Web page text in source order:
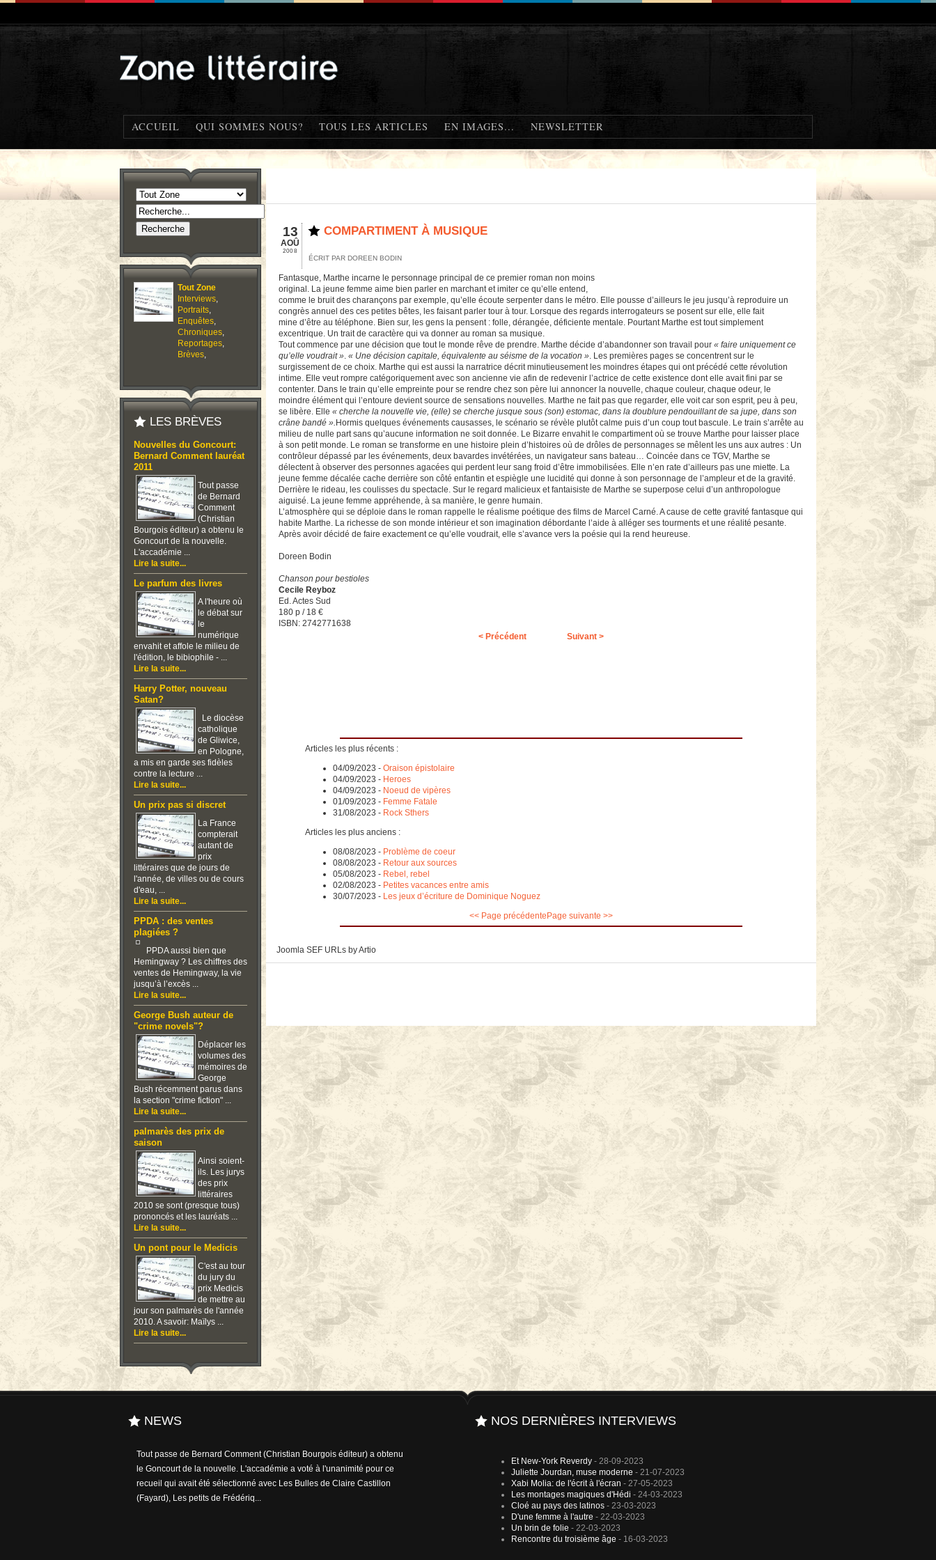
ACCUEIL QUI SOMMES NOUS? TOUS LES ARTICLES EN IMAGES... NEWSLETTER
Tout Zone
Interviews,
Portraits,
Enquêtes,
Chroniques,
Reportages,
Brèves,
LES BRÈVES
Nouvelles du Goncourt:
Bernard Comment lauréat
2011
Tout passe
de Bernard
Comment
(Christian
Bourgois éditeur) a obtenu le
Goncourt de la nouvelle.
L'accadémie ...
Lire la suite...
Le parfum des livres
A l'heure où
le débat sur
le
numérique
envahit et affole le milieu de
l'édition, le bibiophile - ...
Lire la suite...
Harry Potter, nouveau
Satan?
Le diocèse
catholique
de Gliwice,
en Pologne,
a mis en garde ses fidèles
contre la lecture ...
Lire la suite...
Un prix pas si discret
La France
compterait
autant de
prix
littéraires que de jours de
l'année, de villes ou de cours
d'eau, ...
Lire la suite...
PPDA : des ventes
plagiées ?
PPDA aussi bien que
Hemingway ? Les chiffres des
ventes de Hemingway, la vie
jusqu’à l’excès ...
Lire la suite...
George Bush auteur de
"crime novels"?
Déplacer les
volumes des
mémoires de
George
Bush récemment parus dans
la section "crime fiction" ...
Lire la suite...
palmarès des prix de
saison
Ainsi soient-
ils. Les jurys
des prix
littéraires
2010 se sont (presque tous)
prononcés et les lauréats ...
Lire la suite...
Un pont pour le Medicis
C'est au tour
du jury du
prix Medicis
de mettre au
jour son palmarès de l'année
2010. A savoir: Maïlys ...
Lire la suite...
13
AOÛ
2008
COMPARTIMENT À MUSIQUE
ÉCRIT PAR DOREEN BODIN
Fantasque, Marthe incarne le personnage principal de ce premier roman non moins
original. La jeune femme aime bien parler en marchant et imiter ce qu’elle entend,
comme le bruit des charançons par exemple, qu’elle écoute serpenter dans le métro. Elle pousse d’ailleurs le jeu jusqu’à reproduire un
congrès annuel des ces petites bêtes, les faisant parler tour à tour. Lorsque des regards interrogateurs se posent sur elle, elle fait
mine d’être au téléphone. Bien sur, les gens la pensent : folle, dérangée, déficiente mentale. Pourtant Marthe est tout simplement
excentrique. Un trait de caractère qui va donner au roman sa musique.
Tout commence par une décision que tout le monde rêve de prendre. Marthe décide d’abandonner son travail pour « faire uniquement ce
qu’elle voudrait ». « Une décision capitale, équivalente au séisme de la vocation ». Les premières pages se concentrent sur le
surgissement de ce choix. Marthe qui est aussi la narratrice décrit minutieusement les moindres étapes qui ont précédé cette révolution
intime. Elle veut rompre catégoriquement avec son ancienne vie afin de redevenir l’actrice de cette existence dont elle avait fini par se
contenter. Dans le train qu’elle empreinte pour se rendre chez son père lui annoncer la nouvelle, chaque couleur, chaque odeur, le
moindre élément qui l’entoure devient source de sensations nouvelles. Marthe ne fait pas que regarder, elle voit car son esprit, peu à peu,
se libère. Elle « cherche la nouvelle vie, (elle) se cherche jusque sous (son) estomac, dans la doublure pendouillant de sa jupe, dans son
crâne bandé ». Hormis quelques événements causasses, le scénario se révèle plutôt calme puis d’un coup tout bascule. Le train s’arrête au
milieu de nulle part sans qu’aucune information ne soit donnée. Le Bizarre envahit le compartiment où se trouve Marthe pour laisser place
à son petit monde. Le roman se transforme en une histoire plein d’histoires où de drôles de personnages se mêlent les uns aux autres : Un
contrôleur dépassé par les événements, deux bavardes invétérées, un navigateur sans bateau… Coincée dans ce TGV, Marthe se
délectent à observer des personnes agacées qui perdent leur sang froid d’être immobilisées. Elle n’en rate d’ailleurs pas une miette. La
jeune femme décalée cache derrière son côté enfantin et espiègle une lucidité qui donne à son personnage de l’ampleur et de la gravité.
Derrière le rideau, les coulisses du spectacle. Sur le regard malicieux et fantaisiste de Marthe se superpose celui d’un anthropologue
aiguisé. La jeune femme appréhende, à sa manière, le genre humain.
L’atmosphère qui se déploie dans le roman rappelle le réalisme poétique des films de Marcel Carné. A cause de cette gravité fantasque qui
habite Marthe. La richesse de son monde intérieur et son imagination débordante l’aide à alléger ses tourments et une réalité pesante.
Après avoir décidé de faire exactement ce qu’elle voudrait, elle s’avance vers la poésie qui la rend heureuse.
Doreen Bodin
Chanson pour bestioles
Cecile Reyboz
Ed. Actes Sud
180 p / 18 €
ISBN: 2742771638
< Précédent
Suivant >
Articles les plus récents :
04/09/2023 - Oraison épistolaire
04/09/2023 - Heroes
04/09/2023 - Noeud de vipères
01/09/2023 - Femme Fatale
31/08/2023 - Rock Sthers
Articles les plus anciens :
08/08/2023 - Problème de coeur
08/08/2023 - Retour aux sources
05/08/2023 - Rebel, rebel
02/08/2023 - Petites vacances entre amis
30/07/2023 - Les jeux d’écriture de Dominique Noguez
<< Page précédente Page suivante >>
Joomla SEF URLs by Artio
NEWS
Tout passe de Bernard Comment (Christian Bourgois éditeur) a obtenu
le Goncourt de la nouvelle. L'accadémie a voté à l'unanimité pour ce
recueil qui avait été sélectionné avec Les Bulles de Claire Castillon
(Fayard), Les petits de Frédériq...
NOS DERNIÈRES INTERVIEWS
Et New-York Reverdy - 28-09-2023
Juliette Jourdan, muse moderne - 21-07-2023
Xabi Molia: de l'écrit à l'écran - 27-05-2023
Les montages magiques d'Hédi - 24-03-2023
Cloé au pays des latinos - 23-03-2023
D'une femme à l'autre - 22-03-2023
Un brin de folie - 22-03-2023
Rencontre du troisième âge - 16-03-2023